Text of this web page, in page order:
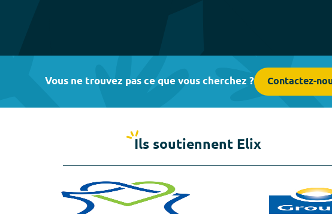
Vous ne trouvez pas ce que vous cherchez ? Contactez-
Ils soutiennent Elix